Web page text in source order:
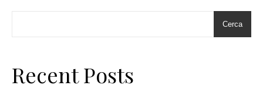
Cerca
Recent Posts